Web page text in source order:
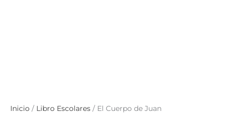
Inicio / Libro Escolares / El Cuerpo de Juan